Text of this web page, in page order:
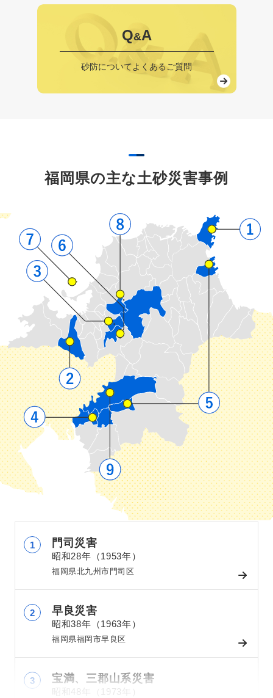
Q&A
砂防についてよくあるご質問
福岡県の主な土砂災害事例
門司災害
昭和28年（1953年）
福岡県北九州市門司区
早良災害
昭和38年（1963年）
福岡県福岡市早良区
宝満、三郡山系災害
昭和48年（1973年）